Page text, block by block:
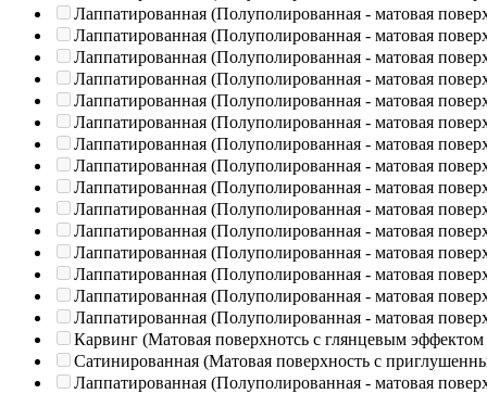
Лаппатированная (Полуполированная - матовая
Лаппатированная (Полуполированная - матовая
Лаппатированная (Полуполированная - матовая
Лаппатированная (Полуполированная - матовая
Лаппатированная (Полуполированная - матовая
Лаппатированная (Полуполированная - матовая
Лаппатированная (Полуполированная - матовая
Лаппатированная (Полуполированная - матовая
Лаппатированная (Полуполированная - матовая
Лаппатированная (Полуполированная - матовая
Лаппатированная (Полуполированная - матовая
Лаппатированная (Полуполированная - матовая
Лаппатированная (Полуполированная - матовая
Лаппатированная (Полуполированная - матовая
Лаппатированная (Полуполированная - матовая
Карвинг (Матовая поверхнотсь с глянцевым эффектом
Сатинированная (Матовая поверхность с
Лаппатированная (Полуполированная - матовая